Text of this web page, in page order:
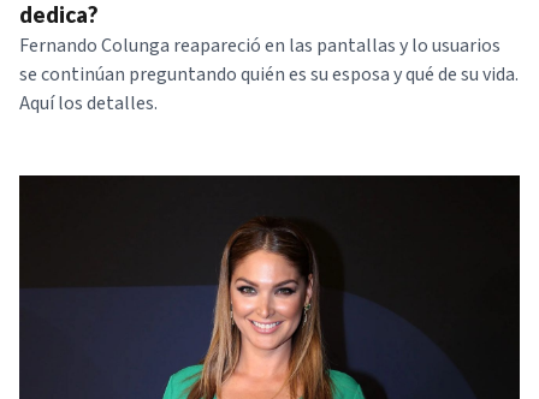
dedica?
Fernando Colunga reapareció en las pantallas y lo usuarios
se continúan preguntando quién es su esposa y qué de su vida.
Aquí los detalles.